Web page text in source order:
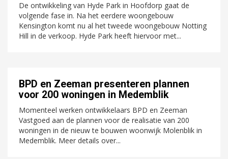
De ontwikkeling van Hyde Park in Hoofdorp gaat de
volgende fase in. Na het eerdere woongebouw
Kensington komt nu al het tweede woongebouw Notting
Hill in de verkoop. Hyde Park heeft hiervoor met...
BPD en Zeeman presenteren plannen
voor 200 woningen in Medemblik
Momenteel werken ontwikkelaars BPD en Zeeman
Vastgoed aan de plannen voor de realisatie van 200
woningen in de nieuw te bouwen woonwijk Molenblik in
Medemblik. Meer details over...